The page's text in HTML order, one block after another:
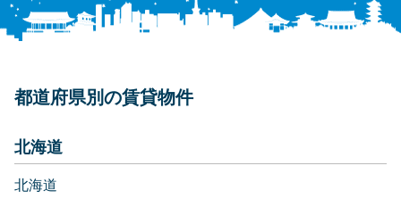
都道府県別の賃貸物件
北海道
北海道